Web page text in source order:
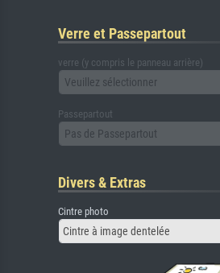
Verre et Passepartout
verre (y compris le panneau arrière)
Veuillez sélectionner
Passepartout
Pas de Passepartout
Divers & Extras
Cintre photo
Cintre à image dentelée